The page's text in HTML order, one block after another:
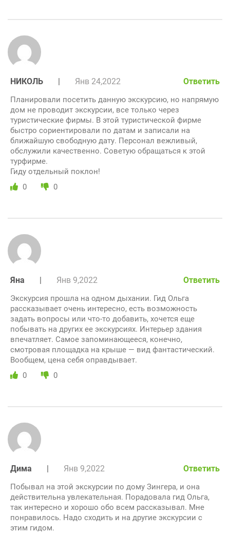
НИКОЛЬ | Янв 24,2022 Ответить
Планировали посетить данную экскурсию, но напрямую
дом не проводит экскурсии, все только через
туристические фирмы. В этой туристической фирме
быстро сориентировали по датам и записали на
ближайшую свободную дату. Персонал вежливый,
обслужили качественно. Советую обращаться к этой
турфирме.
Гиду отдельный поклон!
0
0
Яна | Янв 9,2022 Ответить
Экскурсия прошла на одном дыхании. Гид Ольга
рассказывает очень интересно, есть возможность
задать вопросы или что-то добавить, хочется еще
побывать на других ее экскурсиях. Интерьер здания
впечатляет. Самое запоминающееся, конечно,
смотровая площадка на крыше — вид фантастический.
Вообщем, цена себя оправдывает.
0
0
Дима | Янв 9,2022 Ответить
Побывал на этой экскурсии по дому Зингера, и она
действительна увлекательная. Порадовала гид Ольга,
так интересно и хорошо обо всем рассказывал. Мне
понравилось. Надо сходить и на другие экскурсии с
этим гидом.